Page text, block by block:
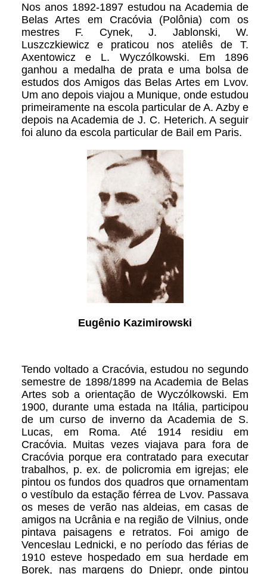
Nos anos 1892-1897 estudou na Academia de
Belas Artes em Cracóvia (Polônia) com os
mestres F. Cynek, J. Jablonski, W.
Luszczkiewicz e praticou nos ateliês de T.
Axentowicz e L. Wyczólkowski. Em 1896
ganhou a medalha de prata e uma bolsa de
estudos dos Amigos das Belas Artes em Lvov.
Um ano depois viajou a Munique, onde estudou
primeiramente na escola particular de A. Azby e
depois na Academia de J. C. Heterich. A seguir
foi aluno da escola particular de Bail em Paris.
Eugênio Kazimirowski
Tendo voltado a Cracóvia, estudou no segundo
semestre de 1898/1899 na Academia de Belas
Artes sob a orientação de Wyczólkowski. Em
1900, durante uma estada na Itália, participou
de um curso de inverno da Academia de S.
Lucas, em Roma. Até 1914 residiu em
Cracóvia. Muitas vezes viajava para fora de
Cracóvia porque era contratado para executar
trabalhos, p. ex. de policromia em igrejas; ele
pintou os fundos dos quadros que ornamentam
o vestíbulo da estação férrea de Lvov. Passava
os meses de verão nas aldeias, em casas de
amigos na Ucrânia e na região de Vilnius, onde
pintava paisagens e retratos. Foi amigo de
Venceslau Lednicki, e no período das férias de
1910 esteve hospedado em sua herdade em
Borek, nas margens do Dniepr, onde pintou